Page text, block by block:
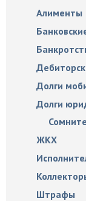
Алименты
Долги
Долги
ЖКХ
Штрафы